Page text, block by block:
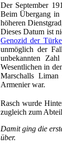
Der September
Beim Übergang in
höheren
Dieses Datum ist
Genozid der
unmöglich der
unbekannten
Wesentlichen in
Marschalls Liman
Armenier war.
Rasch wurde
zugleich zum
Damit ging die
über.